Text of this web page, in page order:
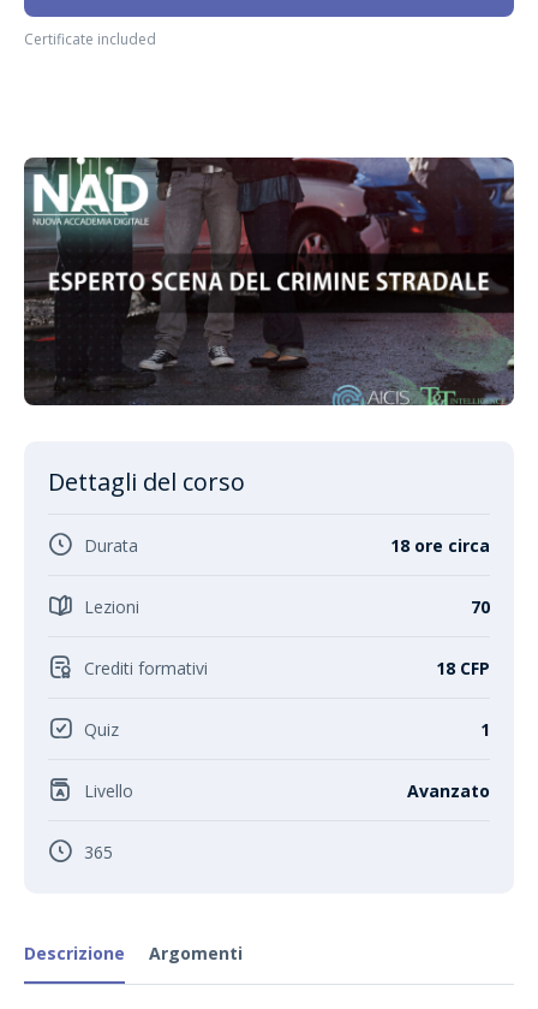
Descrizione Argomenti
Certificate included
Dettagli del corso
Durata 18 ore circa
Lezioni 70
Crediti formativi 18 CFP
Quiz 1
Livello Avanzato
365